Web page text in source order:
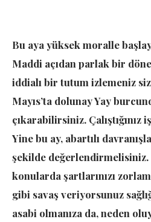
Bu aya yüksek moralle
Maddi açıdan parlak bir
iddialı bir tutum izlemeniz sizi
Mayıs’ta dolunay Yay
çıkarabilirsiniz.
Yine bu ay, abartılı
şekilde değerlendirmelisiniz.
konularda şartlarınızı
gibi savaş veriyorsunuz
asabi olmanıza da, neden